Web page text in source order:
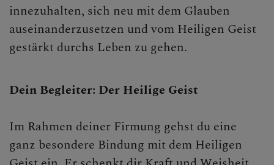
innezuhalten, sich neu mit dem Glauben
auseinanderzusetzen und vom Heiligen Geist
gestärkt durchs Leben zu gehen.
Dein Begleiter: Der Heilige Geist
Im Rahmen deiner Firmung gehst du eine
ganz besondere Bindung mit dem Heiligen